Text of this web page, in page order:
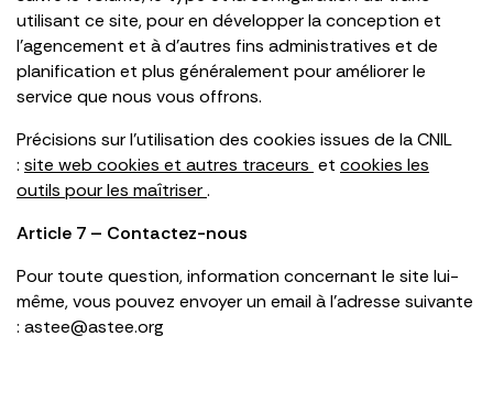
utilisant ce site, pour en développer la conception et
l’agencement et à d’autres fins administratives et de
planification et plus généralement pour améliorer le
service que nous vous offrons.
Précisions sur l’utilisation des cookies issues de la CNIL
: site web cookies et autres traceurs et cookies les
outils pour les maîtriser.
Article 7 – Contactez-nous
Pour toute question, information concernant le site lui-
même, vous pouvez envoyer un email à l’adresse suivante
: astee@astee.org